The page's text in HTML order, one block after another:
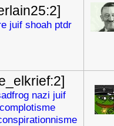
juif shoah ptdr
nazi juif
complotisme